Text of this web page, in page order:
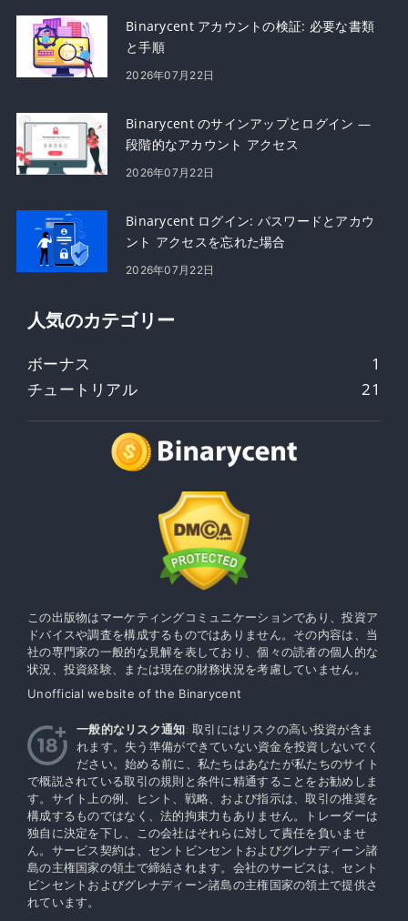
Binarycent アカウントの検証: 必要な書類
と手順
2026年07月22日
Binarycent のサインアップとログイン —
段階的なアカウント アクセス
2026年07月22日
Binarycent ログイン: パスワードとアカウ
ント アクセスを忘れた場合
2026年07月22日
人気のカテゴリー
ボーナス
1
チュートリアル
21
この出版物はマーケティングコミュニケーションであり、投資ア
ドバイスや調査を構成するものではありません。その内容は、当
社の専門家の一般的な見解を表しており、個々の読者の個人的な
状況、投資経験、または現在の財務状況を考慮していません。
Unofficial website of the Binarycent
一般的なリスク通知: 取引にはリスクの高い投資が含ま
れます。失う準備ができていない資金を投資しないでく
ださい。始める前に、私たちはあなたが私たちのサイト
で概説されている取引の規則と条件に精通することをお勧めしま
す。サイト上の例、ヒント、戦略、および指示は、取引の推奨を
構成するものではなく、法的拘束力もありません。トレーダーは
独自に決定を下し、この会社はそれらに対して責任を負いませ
ん。サービス契約は、セントビンセントおよびグレナディーン諸
島の主権国家の領土で締結されます。会社のサービスは、セント
ビンセントおよびグレナディーン諸島の主権国家の領土で提供さ
れています。